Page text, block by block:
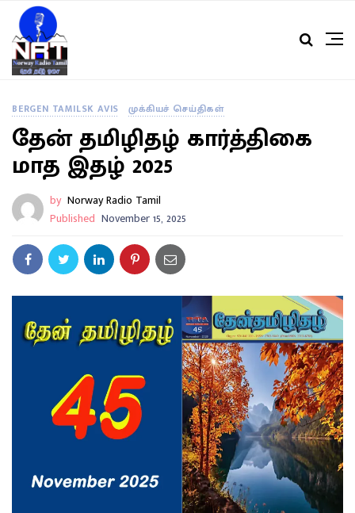
BERGEN TAMILSK AVIS முக்கியச் செய்திகள்
தேன் தமிழிதழ் கார்த்திகை
மாத இதழ் 2025
by Norway Radio Tamil
Published November 15, 2025